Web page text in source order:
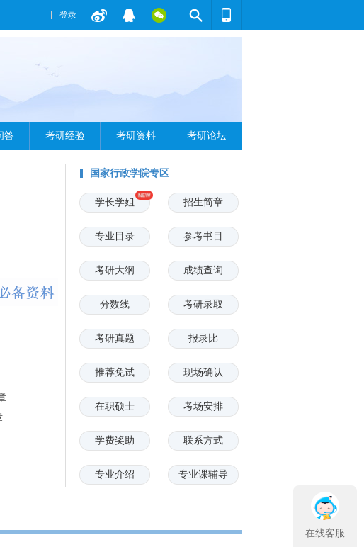
登录
答 考研经验 考研资料 考研论坛
国家行政学院专区
学长学姐 招生简章
专业目录 参考书目
考研大纲 成绩查询
分数线 考研录取
考研真题 报录比
推荐免试 现场确认
在职硕士 考场安排
学费奖助 联系方式
专业介绍 专业课辅导
在线客服